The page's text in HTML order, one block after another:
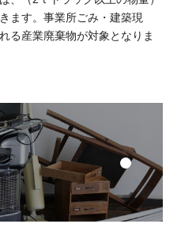
ます。事業所ごみ・建築現
る産業廃棄物が対象となりま